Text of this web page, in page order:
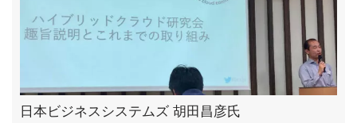
日本ビジネスシステムズ 胡田昌彦氏